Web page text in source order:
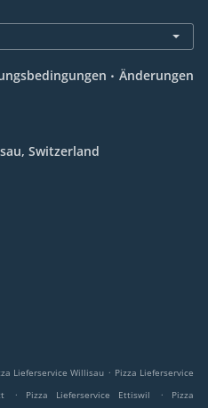
. Änderungen
Switzerland
Lieferservice Willisau . Pizza Lieferservice
. Pizza Lieferservice Ettiswil .
Pizza